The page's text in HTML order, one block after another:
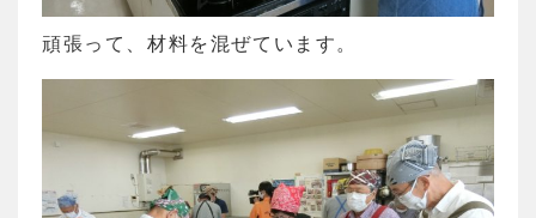
頑張って、材料を混ぜています。